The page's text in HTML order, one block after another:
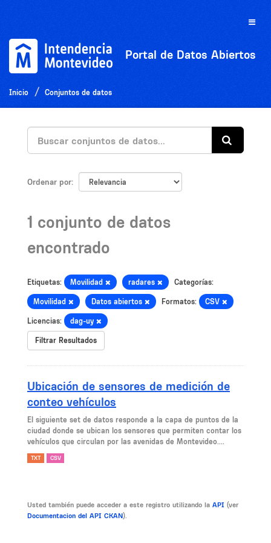
Toggle
Portal de Datos Abiertos
Inicio Conjuntos de datos
Ordenar por
1 conjunto de datos
encontrado
Etiquetas: Movilidad radares Categorías:
Movilidad Datos abiertos Formatos: CSV
Licencias: dag-uy
Filtrar Resultados
Ubicación de sensores de medición de
conteo vehículos
El siguiente set de datos responde a la capa de puntos de la
ciudad donde se ubican los sensores que permiten contar los
vehículos que circulan por las avenidas de Montevideo....
TXT CSV
Usted también puede acceder a este registro utilizando la API (ver
Documentacion del API CKAN).